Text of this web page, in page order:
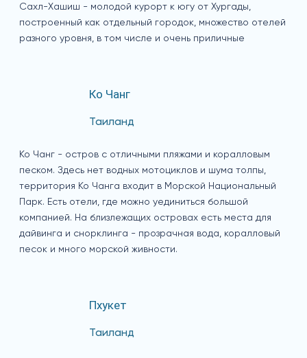
Сахл-Хашиш - молодой курорт к югу от Хургады,
построенный как отдельный городок, множество отелей
разного уровня, в том числе и очень приличные
Ко Чанг
Таиланд
Ко Чанг - остров с отличными пляжами и коралловым
песком. Здесь нет водных мотоциклов и шума толпы,
территория Ко Чанга входит в Морской Национальный
Парк. Есть отели, где можно уединиться большой
компанией. На близлежащих островах есть места для
дайвинга и снорклинга - прозрачная вода, коралловый
песок и много морской живности.
Пхукет
Таиланд